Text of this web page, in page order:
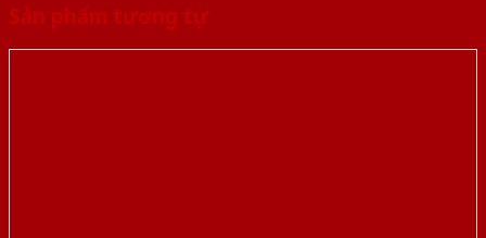
Sản phẩm tương tự